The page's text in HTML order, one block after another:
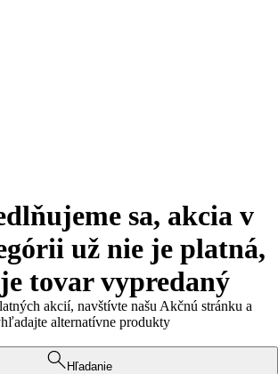
sa, akcia v
už nie je platná,
tovar vypredaný
akcií, navštívte našu Akčnú stránku a
alternatívne produkty
Hľadanie